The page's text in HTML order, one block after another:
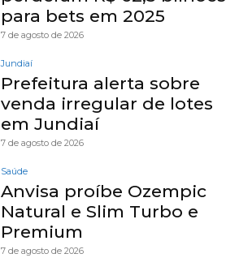
para bets em 2025
7 de agosto de 2026
Jundiaí
Prefeitura alerta sobre
venda irregular de lotes
em Jundiaí
7 de agosto de 2026
Saúde
Anvisa proíbe Ozempic
Natural e Slim Turbo e
Premium
7 de agosto de 2026